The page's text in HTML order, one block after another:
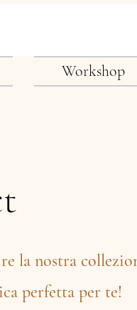
Workshop
la nostra
perfetta per te!